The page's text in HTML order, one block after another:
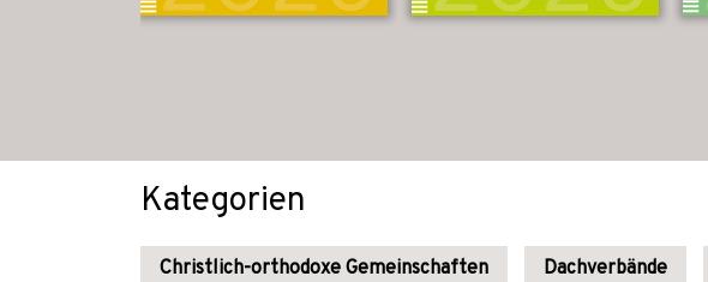
Kategorien
Christlich-orthodoxe Gemeinschaften Dachverbände